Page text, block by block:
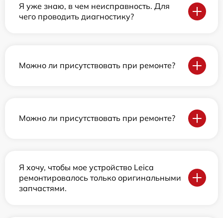
Я уже знаю, в чем неисправность. Для
чего проводить диагностику?
Можно ли присутствовать при ремонте?
Можно ли присутствовать при ремонте?
Я хочу, чтобы мое устройство Leica
ремонтировалось только оригинальными
запчастями.